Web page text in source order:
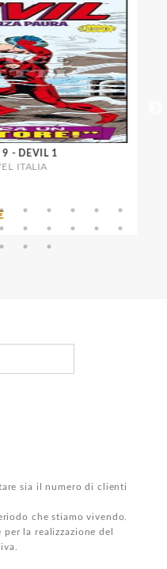
MARVEL SAGA # 9 - DEVIL 1
ITALIA
sia il numero di clienti
che stiamo vivendo.
la realizzazione del